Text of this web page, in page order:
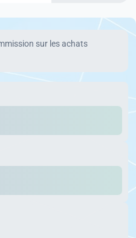
sur les achats